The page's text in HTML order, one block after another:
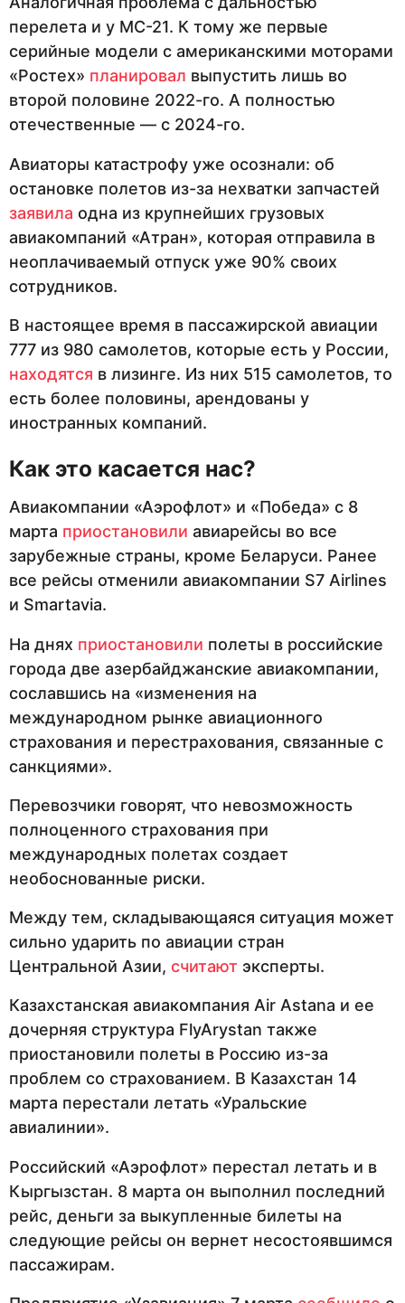
перелета и у МС-21. К тому же первые
серийные модели с американскими моторами
«Ростех» планировал выпустить лишь во
второй половине 2022-го. А полностью
отечественные — с 2024-го.
Авиаторы катастрофу уже осознали: об
остановке полетов из-за нехватки запчастей
заявила одна из крупнейших грузовых
авиакомпаний «Атран», которая отправила в
неоплачиваемый отпуск уже 90% своих
сотрудников.
В настоящее время в пассажирской авиации
777 из 980 самолетов, которые есть у России,
находятся в лизинге. Из них 515 самолетов, то
есть более половины, арендованы у
иностранных компаний.
Как это касается нас?
Авиакомпании «Аэрофлот» и «Победа» с 8
марта приостановили авиарейсы во все
зарубежные страны, кроме Беларуси. Ранее
все рейсы отменили авиакомпании S7 Airlines
и Smartavia.
На днях приостановили полеты в российские
города две азербайджанские авиакомпании,
сославшись на «изменения на
международном рынке авиационного
страхования и перестрахования, связанные с
санкциями».
Перевозчики говорят, что невозможность
полноценного страхования при
международных полетах создает
необоснованные риски.
Между тем, складывающаяся ситуация может
сильно ударить по авиации стран
Центральной Азии, считают эксперты.
Казахстанская авиакомпания Air Astana и ее
дочерняя структура FlyArystan также
приостановили полеты в Россию из-за
проблем со страхованием. В Казахстан 14
марта перестали летать «Уральские
авиалинии».
Российский «Аэрофлот» перестал летать и в
Кыргызстан. 8 марта он выполнил последний
рейс, деньги за выкупленные билеты на
следующие рейсы он вернет несостоявшимся
пассажирам.